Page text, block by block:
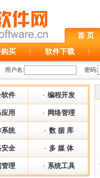
首 页
买 软件下载
用户名: 密码:
软件 编程开发
应用 网络管理
系统 数 据 库
安全 多 媒 体
管理 系统工具